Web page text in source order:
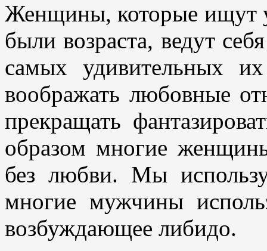
Женщины, которые ищут
были возраста, ведут
самых удивительных
воображать любовные
прекращать
образом многие
без любви. Мы
многие мужчины
возбуждающее либидо.